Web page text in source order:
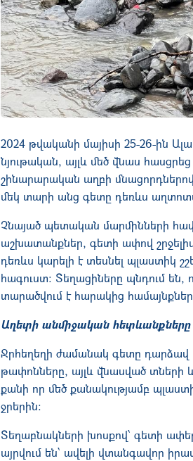
2024 թվականի մայիսի 25-26-ին
նյութական, այլև մեծ վնաս
շինարարական աղբի
մեկ տարի անց գետը դեռևս
Չնայած պետական մարմինների
աշխատանքներ, գետի ափով շրջելիս
դեռևս կարելի է տեսնել պլաստիկ
հագուստ։ Տեղացիները պնդում
տարածվում է հարակից
Աղետի անմիջական
Ջրհեղեղի ժամանակ գետը դարձավ
թափոնները, այլև վնասված տների
քանի որ մեծ քանակությամբ
ջրերին։
Տեղաբնակների խոսքով՝ գետի
այրվում են՝ ավելի վտանգավոր